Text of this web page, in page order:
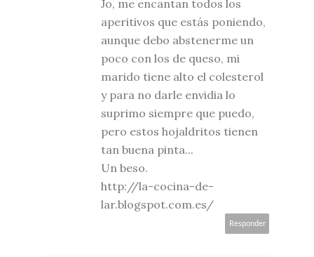
Jo, me encantan todos los
aperitivos que estás poniendo,
aunque debo abstenerme un
poco con los de queso, mi
marido tiene alto el colesterol
y para no darle envidia lo
suprimo siempre que puedo,
pero estos hojaldritos tienen
tan buena pinta...
Un beso.
http://la-cocina-de-
lar.blogspot.com.es/
Responder